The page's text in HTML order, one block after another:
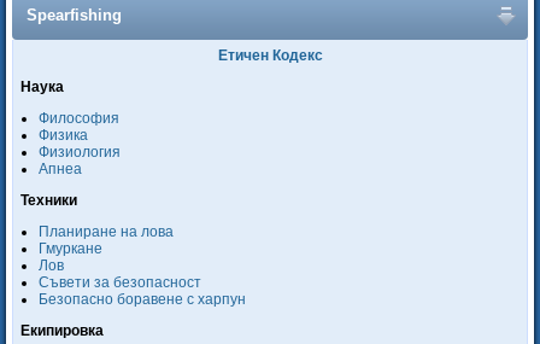
Spearfishing
Етичен Кодекс
Наука
Философия
Физика
Физиология
Апнеа
Техники
Планиране на лова
Гмуркане
Лов
Съвети за безопасност
Безопасно боравене с харпун
Екипировка